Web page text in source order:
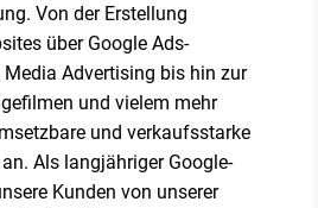
Von der Erstellung
über Google Ads-
Advertising bis hin zur
und vielem mehr
und verkaufsstarke
Als langjähriger Google-
Kunden von unserer